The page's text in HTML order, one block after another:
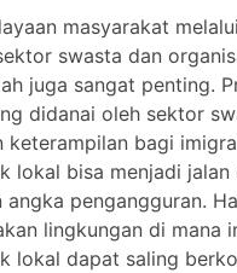
masyarakat
swasta dan
juga sangat penting.
didanai oleh sektor
keterampilan bagi
lokal bisa menjadi
angka pengangguran.
lingkungan di mana
lokal dapat saling